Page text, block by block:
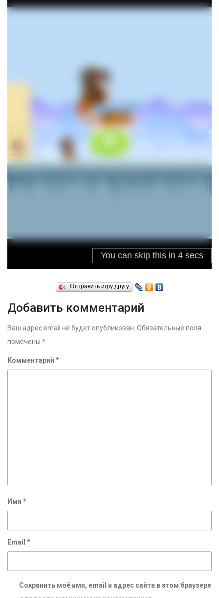
Отправить игру другу
Добавить комментарий
Ваш адрес email не будет опубликован. Обязательные поля
помечены *
Комментарий *
Имя *
Email *
Сохранить моё имя, email и адрес сайта в этом браузере